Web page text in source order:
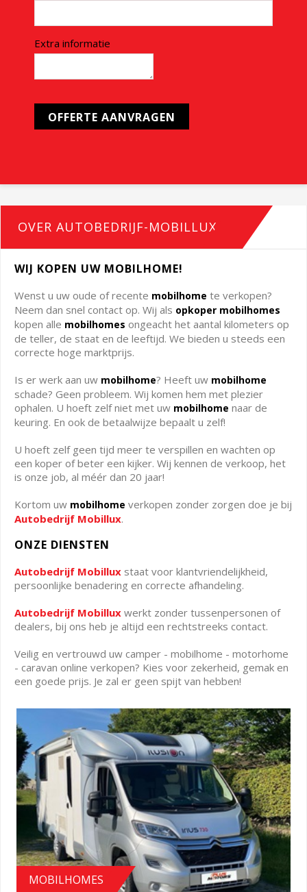
Extra informatie
OVER AUTOBEDRIJF-MOBILLUX
WIJ KOPEN UW MOBILHOME!
Wenst u uw oude of recente mobilhome te verkopen?
Neem dan snel contact op. Wij als opkoper mobilhomes
kopen alle mobilhomes ongeacht het aantal kilometers op
de teller, de staat en de leeftijd. We bieden u steeds een
correcte hoge marktprijs.
Is er werk aan uw mobilhome? Heeft uw mobilhome
schade? Geen probleem. Wij komen hem met plezier
ophalen. U hoeft zelf niet met uw mobilhome naar de
keuring. En ook de betaalwijze bepaalt u zelf!
U hoeft zelf geen tijd meer te verspillen en wachten op
een koper of beter een kijker. Wij kennen de verkoop, het
is onze job, al méér dan 20 jaar!
Kortom uw mobilhome verkopen zonder zorgen doe je bij
Autobedrijf Mobillux.
ONZE DIENSTEN
Autobedrijf Mobillux staat voor klantvriendelijkheid,
persoonlijke benadering en correcte afhandeling.
Autobedrijf Mobillux werkt zonder tussenpersonen of
dealers, bij ons heb je altijd een rechtstreeks contact.
Veilig en vertrouwd uw camper - mobilhome - motorhome
- caravan online verkopen? Kies voor zekerheid, gemak en
een goede prijs. Je zal er geen spijt van hebben!
MOBILHOMES